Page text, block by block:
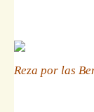
Reza por las